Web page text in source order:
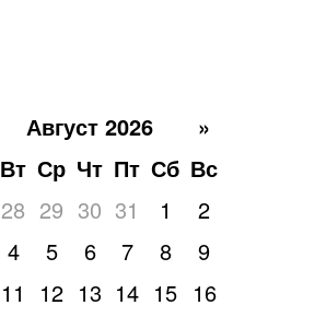
Август 2026
»
Вт Ср Чт Пт Сб Вс
28 29 30 31 1
2
4 5 6 7 8
9
11 12 13 14 15 16